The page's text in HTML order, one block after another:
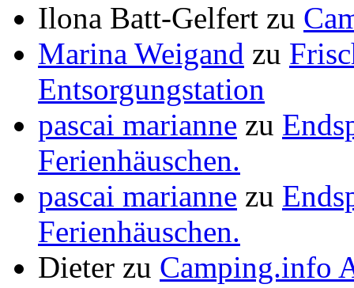
Ilona Batt-Gelfert zu
Marina Weigand zu
Entsorgungstation
pascai marianne zu
Ferienhäuschen.
pascai marianne zu
Ferienhäuschen.
Dieter zu Camping.info